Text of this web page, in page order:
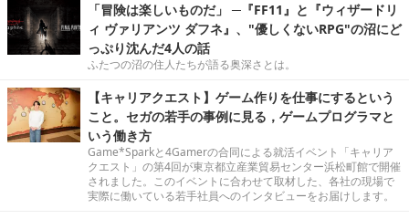
「冒険は楽しいものだ」 ─『FF11』と『ウィザードリ
ィ ヴァリアンツ ダフネ』、"優しくないRPG"の沼にど
っぷり沈んだ4人の話
ふたつの沼の住人たちが語る奥深さとは。
【キャリアクエスト】ゲーム作りを仕事にするという
こと。セガの若手の事例に見る，ゲームプログラマと
いう働き方
Game*Sparkと4Gamerの合同による就活イベント「キャリア
クエスト」の第4回が東京都立産業貿易センター浜松町館で開催
されました。このイベントに合わせて取材した、各社の現場で
実際に働いている若手社員へのインタビューをお届けします。